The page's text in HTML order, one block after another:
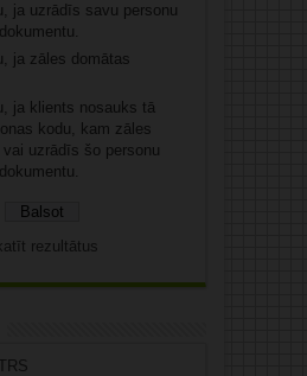
ja uzrādīs savu personu
ja zāles domātas
ja klients nosauks tā
kodu, kam zāles
uzrādīs šo personu
rezultātus